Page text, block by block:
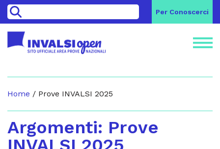
> Per Conoscerci
Home / Prove INVALSI 2025
Argomenti: Prove